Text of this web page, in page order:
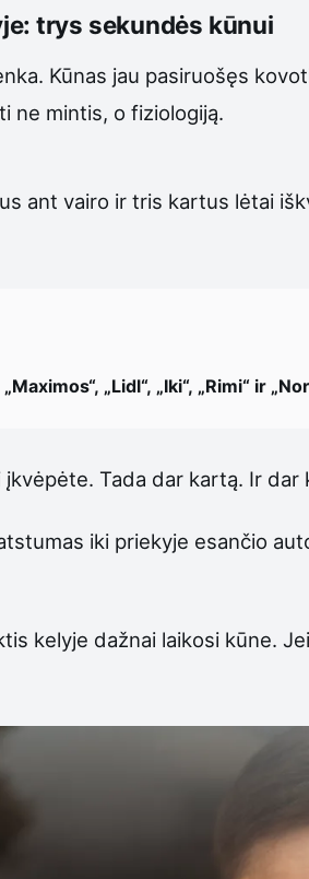
trys sekundės kūnui
Kūnas jau pasiruošęs
ne mintis, o fiziologiją.
ant vairo ir tris kartus lėtai
„Lidl“, „Iki“, „Rimi“ ir
Tada dar kartą. Ir dar
iki priekyje esančio
kelyje dažnai laikosi kūne.